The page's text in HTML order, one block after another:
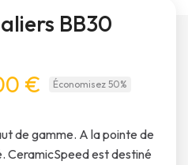
BB30
€ Économisez 50%
de gamme. A la pointe de
CeramicSpeed est destiné